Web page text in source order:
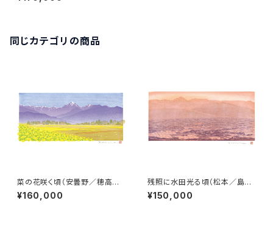
同じカテゴリの商品
菜の花咲く頃（安曇野／穂高／
柏原）常念岳
¥160,000
残照に水田光る頃（松本／島内
から）常念岳
¥150,000